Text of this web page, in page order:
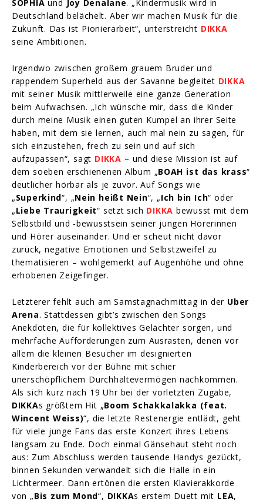
SOPHIA und Joy Denalane. „Kindermusik wird in
Deutschland belächelt. Aber wir machen Musik für die
Zukunft. Das ist Pionierarbeit“, unterstreicht DIKKA
seine Ambitionen.
Irgendwo zwischen großem grauem Bruder und
rappendem Superheld aus der Savanne begleitet DIKKA
mit seiner Musik mittlerweile eine ganze Generation
beim Aufwachsen. „Ich wünsche mir, dass die Kinder
durch meine Musik einen guten Kumpel an ihrer Seite
haben, mit dem sie lernen, auch mal nein zu sagen, für
sich einzustehen, frech zu sein und auf sich
aufzupassen“, sagt DIKKA – und diese Mission ist auf
dem soeben erschienenen Album „BOAH ist das krass“
deutlicher hörbar als je zuvor. Auf Songs wie
„Superkind“, „Nein heißt Nein“, „Ich bin Ich“ oder
„Liebe Traurigkeit“ setzt sich DIKKA bewusst mit dem
Selbstbild und -bewusstsein seiner jungen Hörerinnen
und Hörer auseinander. Und er scheut nicht davor
zurück, negative Emotionen und Selbstzweifel zu
thematisieren – wohlgemerkt auf Augenhöhe und ohne
erhobenen Zeigefinger.
Letzterer fehlt auch am Samstagnachmittag in der Uber
Arena. Stattdessen gibt’s zwischen den Songs
Anekdoten, die für kollektives Gelächter sorgen, und
mehrfache Aufforderungen zum Ausrasten, denen vor
allem die kleinen Besucher im designierten
Kinderbereich vor der Bühne mit schier
unerschöpflichem Durchhaltevermögen nachkommen.
Als sich kurz nach 19 Uhr bei der vorletzten Zugabe,
DIKKAs größtem Hit „Boom Schakkalakka (feat.
Wincent Weiss)“, die letzte Restenergie entlädt, geht
für viele junge Fans das erste Konzert ihres Lebens
langsam zu Ende. Doch einmal Gänsehaut steht noch
aus: Zum Abschluss werden tausende Handys gezückt,
binnen Sekunden verwandelt sich die Halle in ein
Lichtermeer. Dann ertönen die ersten Klavierakkorde
von „Bis zum Mond“, DIKKAs erstem Duett mit LEA,